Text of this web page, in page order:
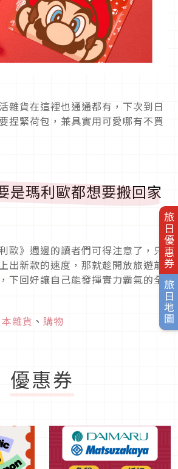
旅日優惠券
旅日地圖
雜貨在這裡也通通都有，下次到日
捏緊荷包，兼具實用可愛哪有不買
是瑪利歐都想要搬回家
歐》週邊的讀者們可得注意了，只
出新款的速度，那就趁開放旅遊前
下回好讓自己能發揮實力霸氣的全
雜貨 、 購物
優惠券